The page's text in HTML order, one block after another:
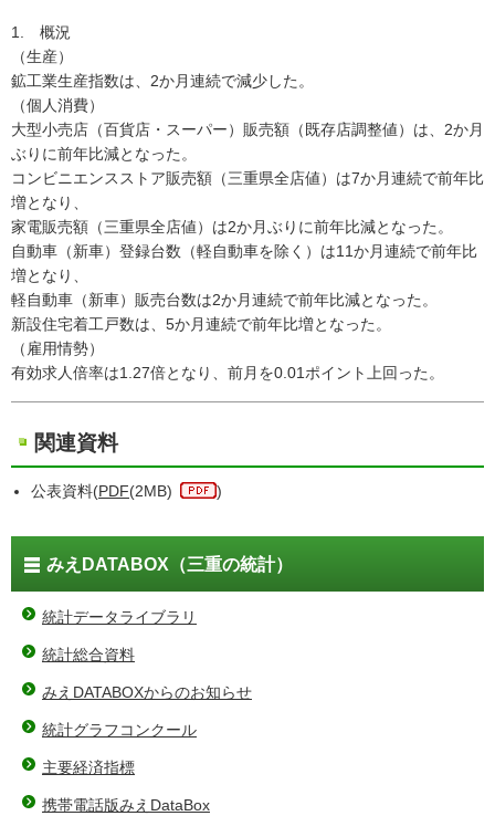
1. 概況
（生産）
鉱工業生産指数は、2か月連続で減少した。
（個人消費）
大型小売店（百貨店・スーパー）販売額（既存店調整値）は、2か月
ぶりに前年比減となった。
コンビニエンスストア販売額（三重県全店値）は7か月連続で前年比
増となり、
家電販売額（三重県全店値）は2か月ぶりに前年比減となった。
自動車（新車）登録台数（軽自動車を除く）は11か月連続で前年比
増となり、
軽自動車（新車）販売台数は2か月連続で前年比減となった。
新設住宅着工戸数は、5か月連続で前年比増となった。
（雇用情勢）
有効求人倍率は1.27倍となり、前月を0.01ポイント上回った。
関連資料
公表資料(PDF(2MB) )
みえDATABOX（三重の統計）
統計データライブラリ
統計総合資料
みえDATABOXからのお知らせ
統計グラフコンクール
主要経済指標
携帯電話版みえDataBox